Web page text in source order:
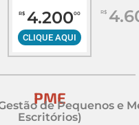
R$ 4.20000
CLIQUE AQUI
R$
PME
de Pequenos e
Escritórios)